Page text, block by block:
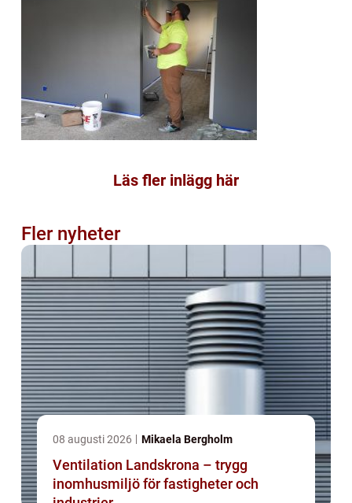
Läs fler inlägg här
Fler nyheter
08 augusti 2026 Mikaela Bergholm
Ventilation Landskrona – trygg
inomhusmiljö för fastigheter och